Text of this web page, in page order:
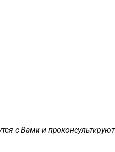
с Вами и проконсультируют